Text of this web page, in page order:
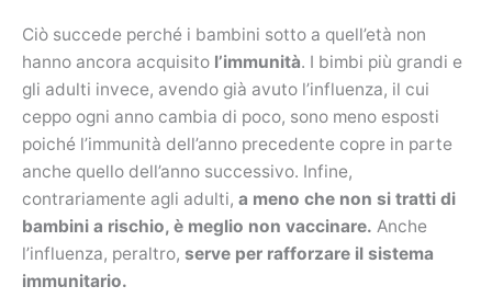
Ciò succede perché i bambini sotto a quell’età non
hanno ancora acquisito l’immunità. I bimbi più grandi e
gli adulti invece, avendo già avuto l’influenza, il cui
ceppo ogni anno cambia di poco, sono meno esposti
poiché l’immunità dell’anno precedente copre in parte
anche quello dell’anno successivo. Infine,
contrariamente agli adulti, a meno che non si tratti di
bambini a rischio, è meglio non vaccinare. Anche
l’influenza, peraltro, serve per rafforzare il sistema
immunitario.